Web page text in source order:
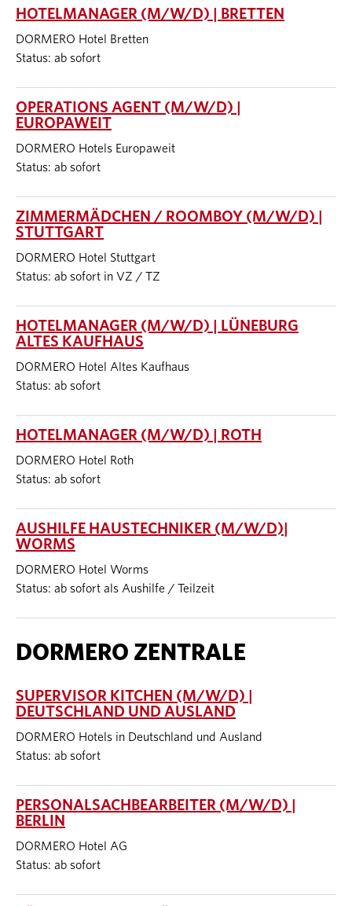
HOTELMANAGER (M/W/D) | BRETTEN
DORMERO Hotel Bretten
Status: ab sofort
OPERATIONS AGENT (M/W/D) |
EUROPAWEIT
DORMERO Hotels Europaweit
Status: ab sofort
ZIMMERMÄDCHEN / ROOMBOY (M/W/D) |
STUTTGART
DORMERO Hotel Stuttgart
Status: ab sofort in VZ / TZ
HOTELMANAGER (M/W/D) | LÜNEBURG
ALTES KAUFHAUS
DORMERO Hotel Altes Kaufhaus
Status: ab sofort
HOTELMANAGER (M/W/D) | ROTH
DORMERO Hotel Roth
Status: ab sofort
AUSHILFE HAUSTECHNIKER (M/W/D)|
WORMS
DORMERO Hotel Worms
Status: ab sofort als Aushilfe / Teilzeit
DORMERO ZENTRALE
SUPERVISOR KITCHEN (M/W/D) |
DEUTSCHLAND UND AUSLAND
DORMERO Hotels in Deutschland und Ausland
Status: ab sofort
PERSONALSACHBEARBEITER (M/W/D) |
BERLIN
DORMERO Hotel AG
Status: ab sofort